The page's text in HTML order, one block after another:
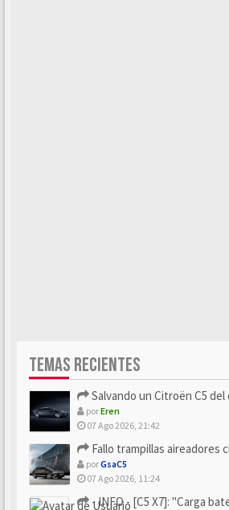
TEMAS RECIENTES
Salvando un Citroën C5 del desguace:
porEren
07 Ago 2026, 21:42
Fallo trampillas aireadores
porGsaC5
07 Ago 2026, 11:24
- INFO - [C5 X7]: "Carga batería